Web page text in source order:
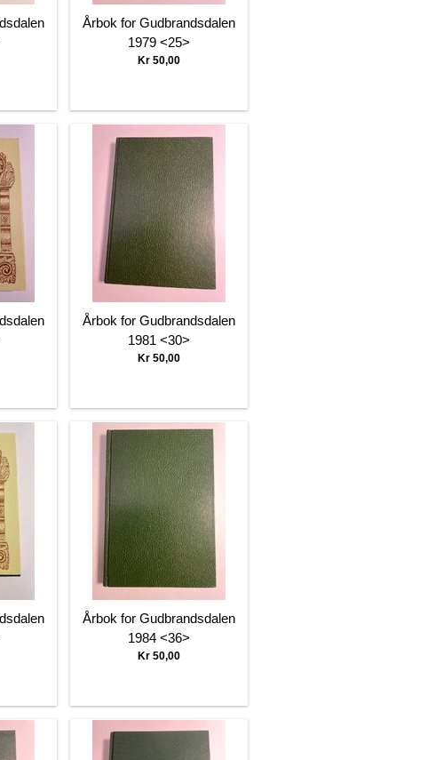
Årbok for Gudbrandsdalen
1979 <25>
Kr 50,00
Årbok for Gudbrandsdalen
1981 <30>
Kr 50,00
Årbok for Gudbrandsdalen
1984 <36>
Kr 50,00